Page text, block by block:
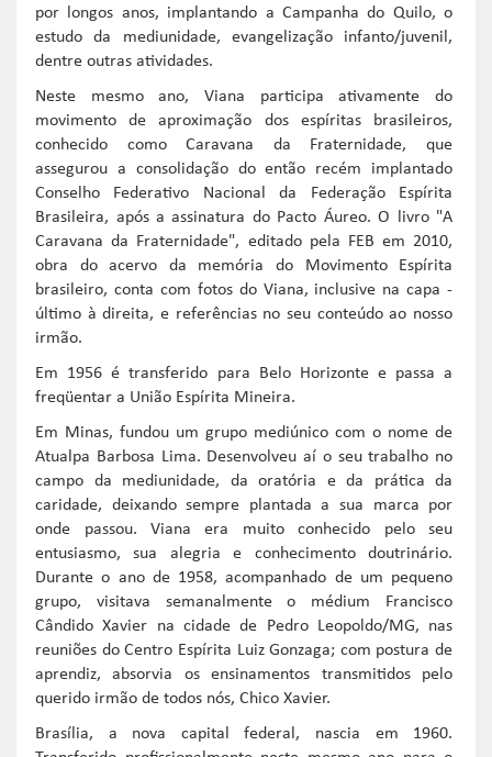
por longos anos, implantando a Campanha do Quilo, o
estudo da mediunidade, evangelização infanto/juvenil,
dentre outras atividades.
Neste mesmo ano, Viana participa ativamente do
movimento de aproximação dos espíritas brasileiros,
conhecido como Caravana da Fraternidade, que
assegurou a consolidação do então recém implantado
Conselho Federativo Nacional da Federação Espírita
Brasileira, após a assinatura do Pacto Áureo. O livro "A
Caravana da Fraternidade", editado pela FEB em 2010,
obra do acervo da memória do Movimento Espírita
brasileiro, conta com fotos do Viana, inclusive na capa -
último à direita, e referências no seu conteúdo ao nosso
irmão.
Em 1956 é transferido para Belo Horizonte e passa a
freqüentar a União Espírita Mineira.
Em Minas, fundou um grupo mediúnico com o nome de
Atualpa Barbosa Lima. Desenvolveu aí o seu trabalho no
campo da mediunidade, da oratória e da prática da
caridade, deixando sempre plantada a sua marca por
onde passou. Viana era muito conhecido pelo seu
entusiasmo, sua alegria e conhecimento doutrinário.
Durante o ano de 1958, acompanhado de um pequeno
grupo, visitava semanalmente o médium Francisco
Cândido Xavier na cidade de Pedro Leopoldo/MG, nas
reuniões do Centro Espírita Luiz Gonzaga; com postura de
aprendiz, absorvia os ensinamentos transmitidos pelo
querido irmão de todos nós, Chico Xavier.
Brasília, a nova capital federal, nascia em 1960.